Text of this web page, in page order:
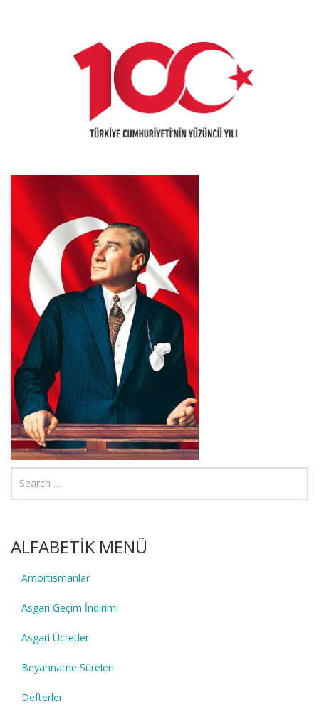
ALFABETİK MENÜ
Amortismanlar
Asgari Geçim İndirimi
Asgari Ücretler
Beyanname Süreleri
Defterler